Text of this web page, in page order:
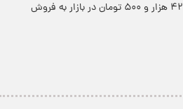
پارسینه: عسل حلب (یک کیلوگرمی) با مبلغ ۴۲ هزار و ۵۰۰ تومان در بازار به فروش